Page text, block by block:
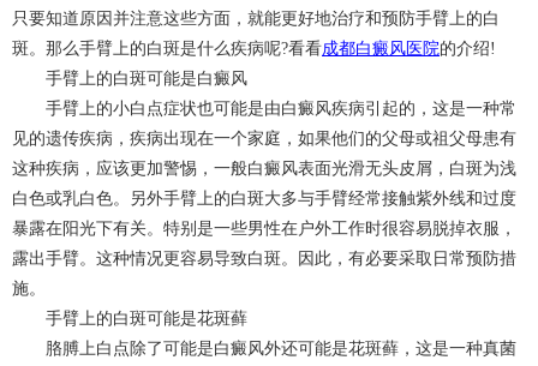
只要知道原因并注意这些方面，就能更好地治疗和预防手臂上的白
斑。那么手臂上的白斑是什么疾病呢?看看成都白癜风医院的介绍!
手臂上的白斑可能是白癜风
手臂上的小白点症状也可能是由白癜风疾病引起的，这是一种常
见的遗传疾病，疾病出现在一个家庭，如果他们的父母或祖父母患有
这种疾病，应该更加警惕，一般白癜风表面光滑无头皮屑，白斑为浅
白色或乳白色。另外手臂上的白斑大多与手臂经常接触紫外线和过度
暴露在阳光下有关。特别是一些男性在户外工作时很容易脱掉衣服，
露出手臂。这种情况更容易导致白斑。因此，有必要采取日常预防措
施。
手臂上的白斑可能是花斑藓
胳膊上白点除了可能是白癜风外还可能是花斑藓，这是一种真菌